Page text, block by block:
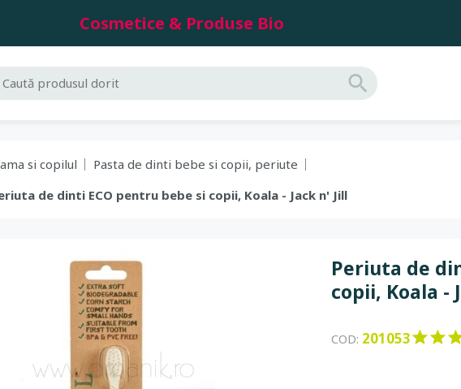
Cosmetice & Produse Bio
si copilul
Pasta de dinti bebe si copii, periute
de dinti ECO pentru bebe si copii, Koala - Jack n' Jill
Periuta de
copii, Koala -
COD: 201053